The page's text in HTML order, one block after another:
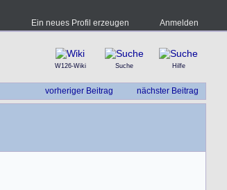
Ein neues Profil erzeugen Anmelden
W126-Wiki Suche Hilfe
vorheriger Beitrag nächster Beitrag